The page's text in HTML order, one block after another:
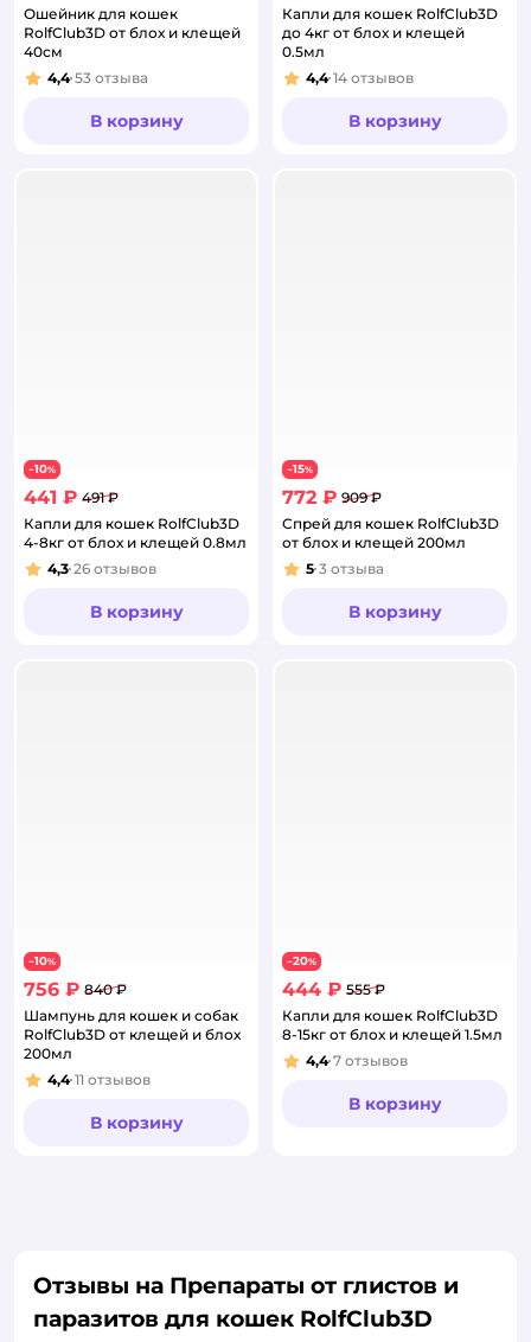
Ошейник для кошек
RolfClub3D от блох и клещей
40см
Рейтинг:
4,4 53 отзыва
В корзину
Капли для кошек RolfClub3D
до 4кг от блох и клещей
0.5мл
Рейтинг:
4,4 14 отзывов
В корзину
−10%
441 ₽ 491 ₽
Капли для кошек RolfClub3D
4-8кг от блох и клещей 0.8мл
Рейтинг:
4,3 26 отзывов
В корзину
−15%
772 ₽ 909 ₽
Спрей для кошек RolfClub3D
от блох и клещей 200мл
Рейтинг:
5 3 отзыва
В корзину
−10%
756 ₽ 840 ₽
Шампунь для кошек и собак
RolfClub3D от клещей и блох
200мл
Рейтинг:
4,4 11 отзывов
В корзину
−20%
444 ₽ 555 ₽
Капли для кошек RolfClub3D
8-15кг от блох и клещей 1.5мл
Рейтинг:
4,4 7 отзывов
В корзину
Отзывы на Препараты от глистов и
паразитов для кошек RolfClub3D